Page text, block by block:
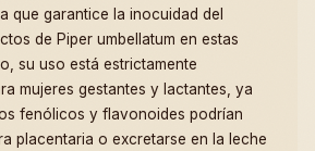
que garantice la inocuidad del
de Piper umbellatum en estas
su uso está estrictamente
mujeres gestantes y lactantes, ya
fenólicos y flavonoides podrían
placentaria o excretarse en la leche